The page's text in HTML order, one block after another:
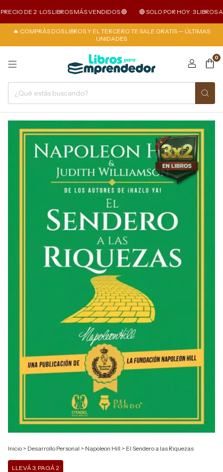
DE 2 · LOS LIBROS MÁS VENDIDOS 🔴 🔴 SOLO POR HOY · 3 LIBROS AL
🔥 COMPRÁS DOS LIBROS Y EL TERCERO TE SALE GRATIS — ÚLTIMAS
UNIDADES
0
Inicio > Desarrollo Personal > Napoleon Hill > El Sendero a las Riquezas
LLEVÁ 3, PAGÁ 2